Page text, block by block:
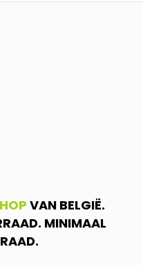
VAN BELGIË.
MINIMAAL